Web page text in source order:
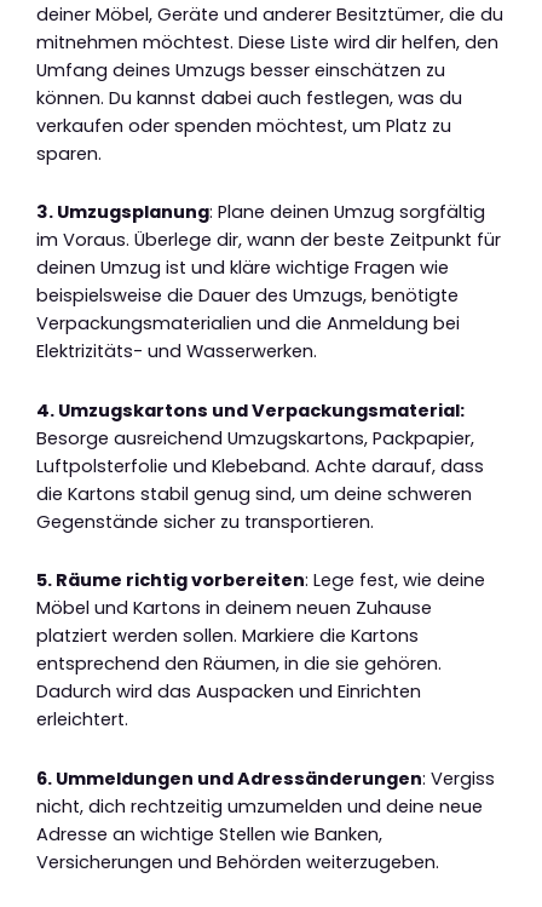
deiner Möbel, Geräte und anderer Besitztümer, die du
mitnehmen möchtest. Diese Liste wird dir helfen, den
Umfang deines Umzugs besser einschätzen zu
können. Du kannst dabei auch festlegen, was du
verkaufen oder spenden möchtest, um Platz zu
sparen.
3. Umzugsplanung: Plane deinen Umzug sorgfältig
im Voraus. Überlege dir, wann der beste Zeitpunkt für
deinen Umzug ist und kläre wichtige Fragen wie
beispielsweise die Dauer des Umzugs, benötigte
Verpackungsmaterialien und die Anmeldung bei
Elektrizitäts- und Wasserwerken.
4. Umzugskartons und Verpackungsmaterial:
Besorge ausreichend Umzugskartons, Packpapier,
Luftpolsterfolie und Klebeband. Achte darauf, dass
die Kartons stabil genug sind, um deine schweren
Gegenstände sicher zu transportieren.
5. Räume richtig vorbereiten: Lege fest, wie deine
Möbel und Kartons in deinem neuen Zuhause
platziert werden sollen. Markiere die Kartons
entsprechend den Räumen, in die sie gehören.
Dadurch wird das Auspacken und Einrichten
erleichtert.
6. Ummeldungen und Adressänderungen: Vergiss
nicht, dich rechtzeitig umzumelden und deine neue
Adresse an wichtige Stellen wie Banken,
Versicherungen und Behörden weiterzugeben.